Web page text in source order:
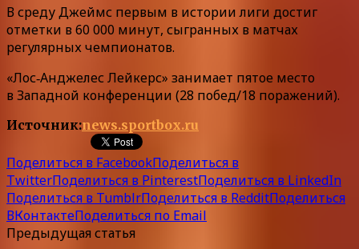
В среду Джеймс первым в истории лиги достиг
отметки в 60 000 минут, сыгранных в матчах
регулярных чемпионатов.
«Лос‑Анджелес Лейкерс» занимает пятое место
в Западной конференции (28 побед/18 поражений).
Источник:news.sportbox.ru
Поделиться в FacebookПоделиться в
TwitterПоделиться в PinterestПоделиться в LinkedIn
Поделиться в TumblrПоделиться в RedditПоделиться
ВКонтактеПоделиться по Email
Предыдущая статья